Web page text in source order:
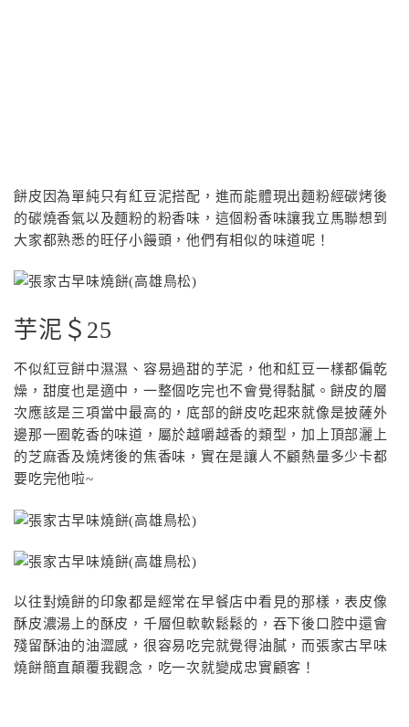
餅皮因為單純只有紅豆泥搭配，進而能體現出麵粉經碳烤後
的碳燒香氣以及麵粉的粉香味，這個粉香味讓我立馬聯想到
大家都熟悉的旺仔小饅頭，他們有相似的味道呢！
芋泥＄25
不似紅豆餅中濕濕、容易過甜的芋泥，他和紅豆一樣都偏乾
燥，甜度也是適中，一整個吃完也不會覺得黏膩。餅皮的層
次應該是三項當中最高的，底部的餅皮吃起來就像是披薩外
邊那一圈乾香的味道，屬於越嚼越香的類型，加上頂部灑上
的芝麻香及燒烤後的焦香味，實在是讓人不顧熱量多少卡都
要吃完他啦~
以往對燒餅的印象都是經常在早餐店中看見的那樣，表皮像
酥皮濃湯上的酥皮，千層但軟軟鬆鬆的，吞下後口腔中還會
殘留酥油的油澀感，很容易吃完就覺得油膩，而張家古早味
燒餅簡直顛覆我觀念，吃一次就變成忠實顧客！